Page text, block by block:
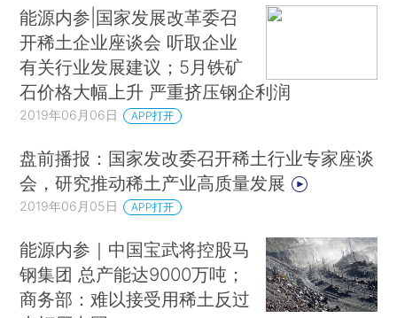
能源内参|国家发展改革委召
开稀土企业座谈会 听取企业
有关行业发展建议；5月铁矿
石价格大幅上升 严重挤压钢企利润
2019年06月06日 APP打开
盘前播报：国家发改委召开稀土行业专家座谈
会，研究推动稀土产业高质量发展
2019年06月05日 APP打开
能源内参｜中国宝武将控股马
钢集团 总产能达9000万吨；
商务部：难以接受用稀土反过